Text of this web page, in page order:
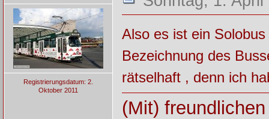
Registrierungsdatum: 2.
Oktober 2011
Also es ist ein
Bezeichnung des
rätselhaft , denn ich
(Mit)